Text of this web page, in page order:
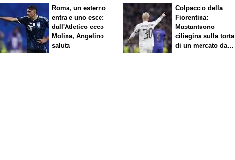
Roma, un esterno
entra e uno esce:
dall'Atletico ecco
Molina, Angelino
saluta
Colpaccio della
Fiorentina:
Mastantuono
ciliegina sulla torta
di un mercato da